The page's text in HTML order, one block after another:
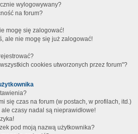
wylogowywany?
na forum?
mogę się zalogować!
ale nie mogę się już zalogować!
cookies utworzonych przez forum"?
się czas na forum (w postach, w profilach, itd.)
czasy nadal są nieprawidłowe!
pod moją nazwą użytkownika?